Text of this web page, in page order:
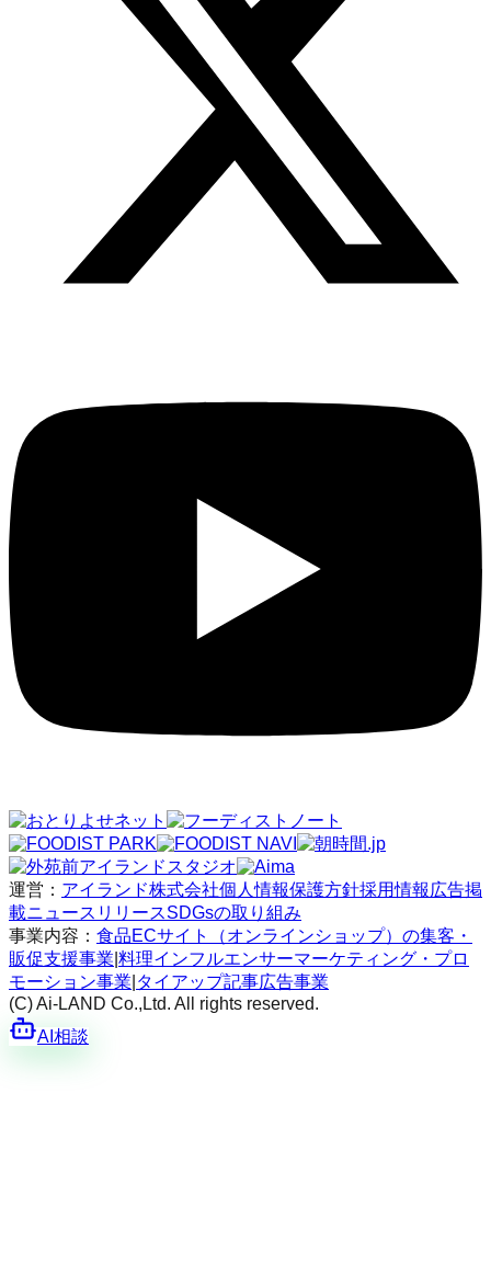
運営： アイランド株式会社個人情報保護方針採用情報 広告掲
載ニュースリリースSDGsの取り組み
事業内容： 食品ECサイト（オンラインショップ）の集客・
販促支援事業 料理インフルエンサーマーケティング・プロ
モーション事業 タイアップ記事広告事業
(C) Ai-LAND Co.,Ltd. All rights reserved.
AI相談